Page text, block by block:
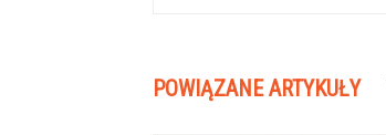
POWIĄZANE ARTYKUŁY